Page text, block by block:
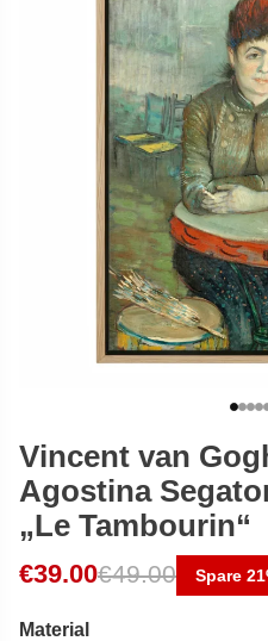
Vincent van
Agostina
„Le Tambourin“
€39.00€49.00
Ursprünglicher
Aktueller Preis ist:
Spare
Material